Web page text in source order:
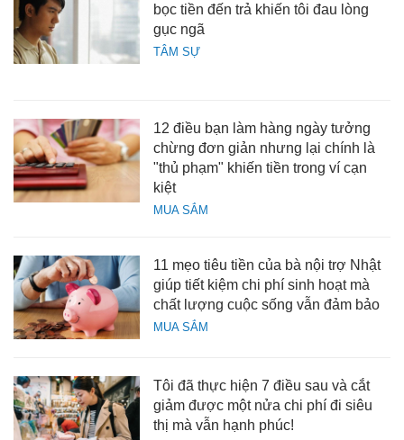
TÂM SỰ
bọc tiền đến trả khiến tôi đau lòng
gục ngã
MUA SẮM
12 điều bạn làm hàng ngày tưởng
chừng đơn giản nhưng lại chính là
"thủ phạm" khiến tiền trong ví cạn
kiệt
MUA SẮM
11 mẹo tiêu tiền của bà nội trợ Nhật
giúp tiết kiệm chi phí sinh hoạt mà
chất lượng cuộc sống vẫn đảm bảo
Tôi đã thực hiện 7 điều sau và cắt
giảm được một nửa chi phí đi siêu
thị mà vẫn hạnh phúc!